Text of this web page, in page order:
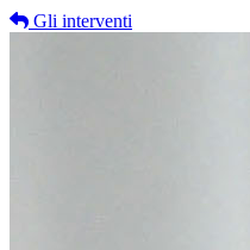
Gli interventi